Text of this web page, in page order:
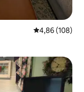
4,86 av 5 i
4,86 (108)